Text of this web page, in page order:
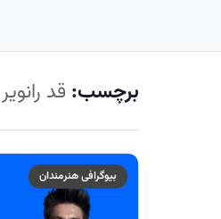
برچسب: قد
بیوگرافی هنرمندان